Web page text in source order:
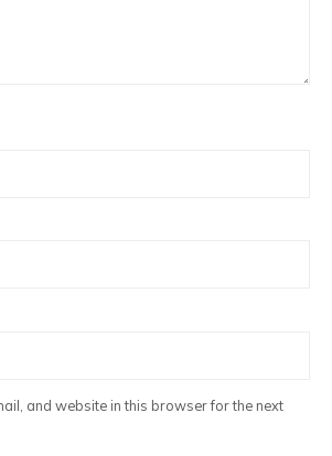
and website in this browser for the next